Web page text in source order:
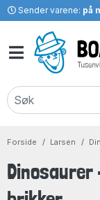
Sender varene: på
Forside Larsen